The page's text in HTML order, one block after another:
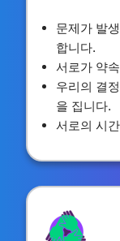
문제가 발
합니다.
서로가 약
우리의 결
을 집니다.
서로의 시